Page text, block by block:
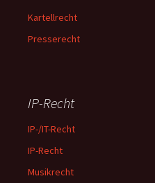
Kartellrecht
Presserecht
IP-Recht
IP-/IT-Recht
IP-Recht
Musikrecht